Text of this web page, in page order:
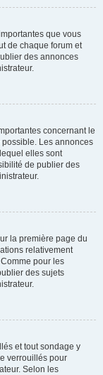
que vous
de chaque forum et
des annonces
concernant le
Les annonces
elles sont
de publier des
la première page du
relativement
pour les
des sujets
et tout sondage y
verrouillés pour
Selon les